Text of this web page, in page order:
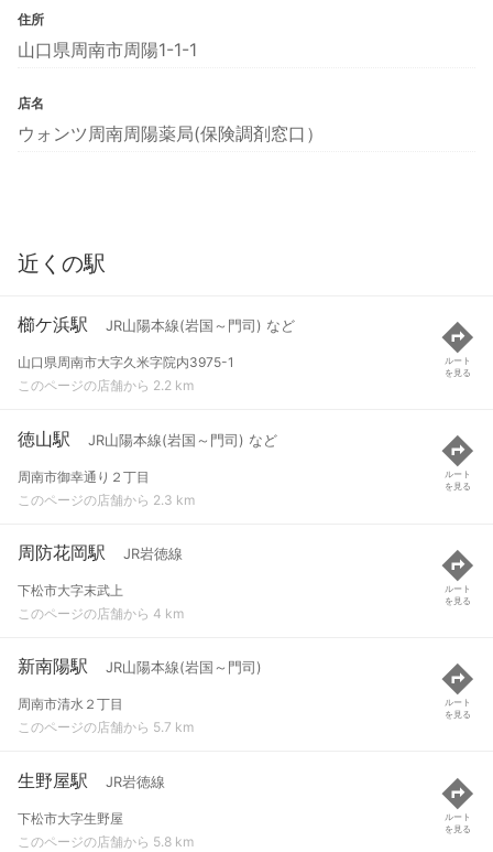
住所
山口県周南市周陽1-1-1
店名
ウォンツ周南周陽薬局(保険調剤窓口）
近くの駅
櫛ケ浜駅 JR山陽本線(岩国～門司) など
山口県周南市大字久米字院内3975-1
このページの店舗から 2.2 km
ルート
を見る
徳山駅 JR山陽本線(岩国～門司) など
周南市御幸通り２丁目
このページの店舗から 2.3 km
ルート
を見る
周防花岡駅 JR岩徳線
下松市大字末武上
このページの店舗から 4 km
ルート
を見る
新南陽駅 JR山陽本線(岩国～門司)
周南市清水２丁目
このページの店舗から 5.7 km
ルート
を見る
生野屋駅 JR岩徳線
下松市大字生野屋
このページの店舗から 5.8 km
ルート
を見る